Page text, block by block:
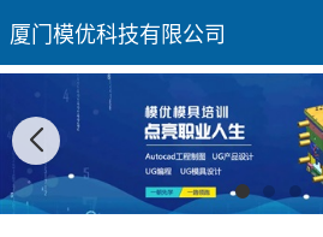
厦门模优科技有限公司